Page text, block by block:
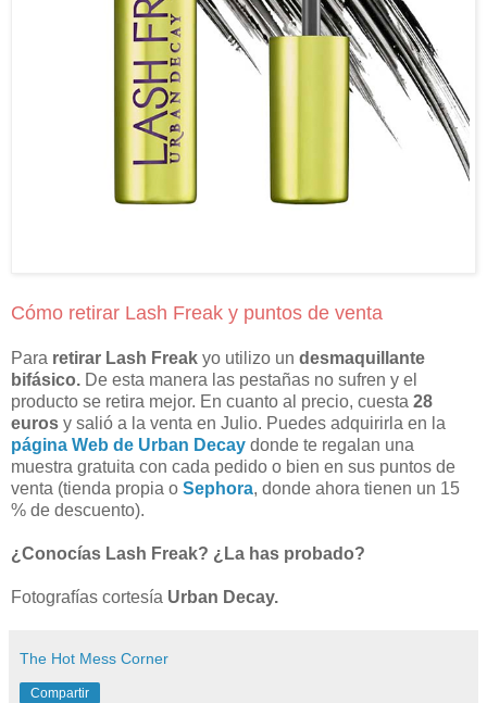
Cómo retirar Lash Freak y puntos de venta
Para retirar Lash Freak yo utilizo un desmaquillante
bifásico. De esta manera las pestañas no sufren y el
producto se retira mejor. En cuanto al precio, cuesta 28
euros y salió a la venta en Julio. Puedes adquirirla en la
página Web de Urban Decay donde te regalan una
muestra gratuita con cada pedido o bien en sus puntos de
venta (tienda propia o Sephora, donde ahora tienen un 15
% de descuento).
¿Conocías Lash Freak? ¿La has probado?
Fotografías cortesía Urban Decay.
The Hot Mess Corner
Compartir